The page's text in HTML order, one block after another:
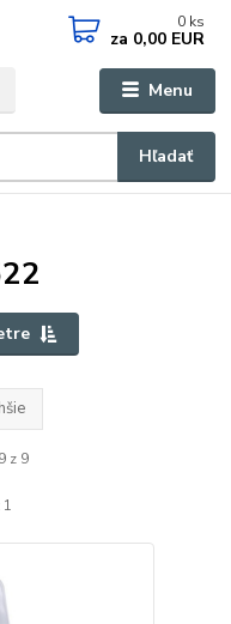
Menu
Hľadať
0 ks
za 0,00 EUR
z 9
1